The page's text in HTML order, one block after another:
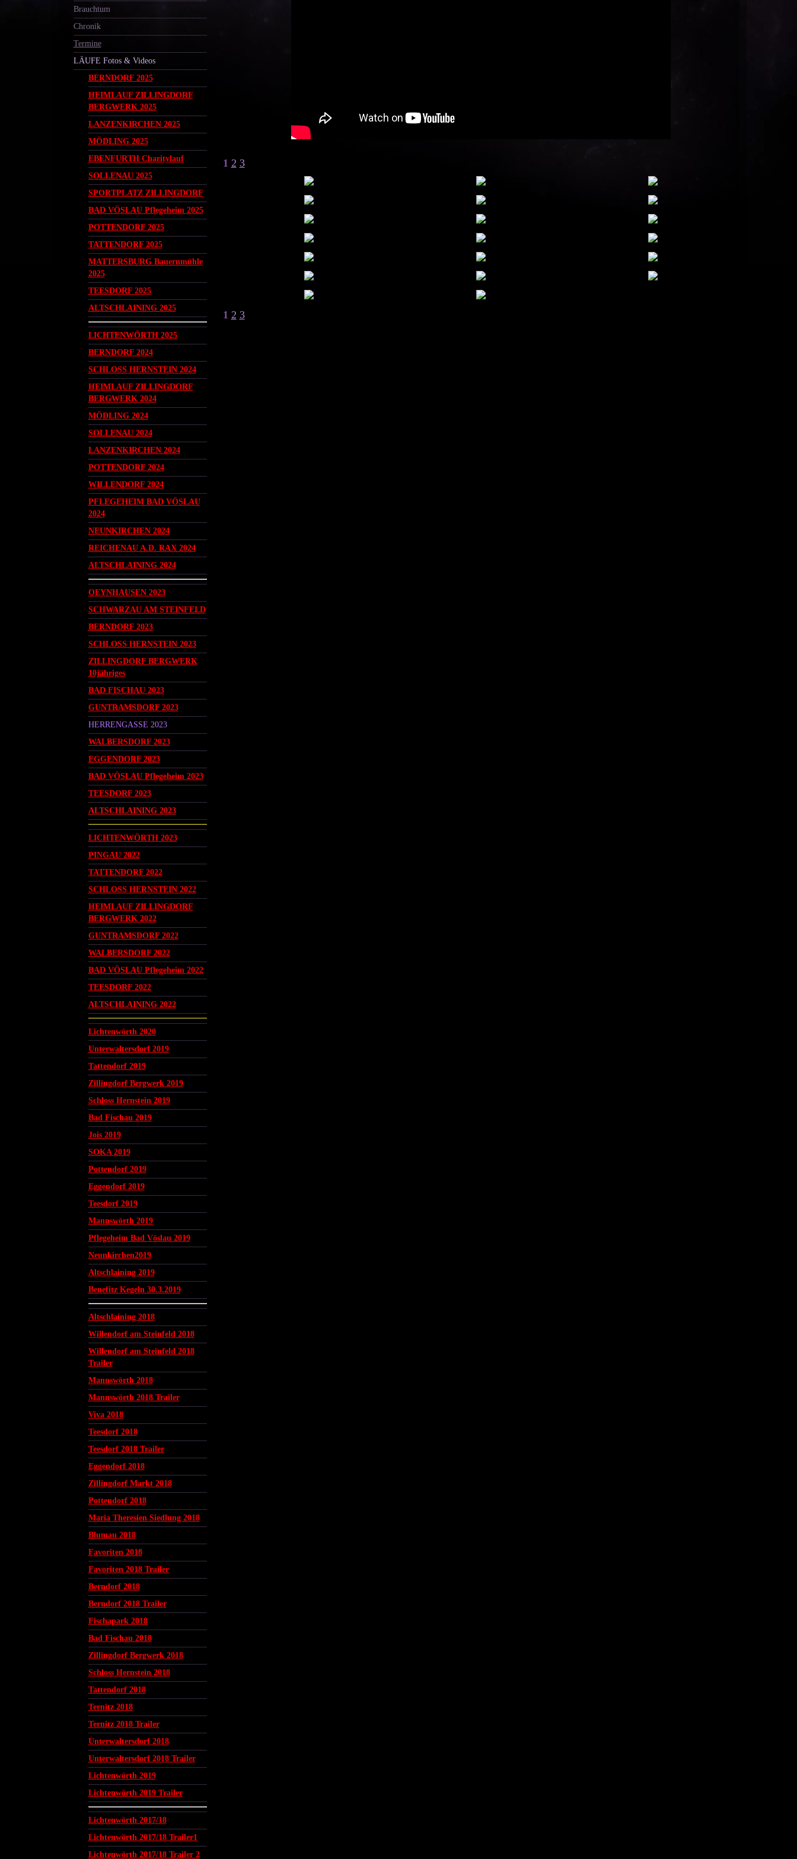
Brauchtum
Chronik
Termine
LÄUFE Fotos & Videos
BERNDORF 2025
HEIMLAUF ZILLINGDORF
BERGWERK 2025
LANZENKIRCHEN 2025
MÖDLING 2025
EBENFURTH Charitylauf
SOLLENAU 2025
SPORTPLATZ ZILLINGDORF
BAD VÖSLAU Pflegeheim 2025
POTTENDORF 2025
TATTENDORF 2025
MATTERSBURG Bauernmühle
2025
TEESDORF 2025
ALTSCHLAINING 2025
LICHTENWÖRTH 2025
BERNDORF 2024
SCHLOSS HERNSTEIN 2024
HEIMLAUF ZILLINGDORF
BERGWERK 2024
MÖDLING 2024
SOLLENAU 2024
LANZENKIRCHEN 2024
POTTENDORF 2024
WILLENDORF 2024
PFLEGEHEIM BAD VÖSLAU
2024
NEUNKIRCHEN 2024
REICHENAU A.D. RAX 2024
ALTSCHLAINING 2024
OEYNHAUSEN 2023
SCHWARZAU AM STEINFELD
BERNDORF 2023
SCHLOSS HERNSTEIN 2023
ZILLINGDORF BERGWERK
10jähriges
BAD FISCHAU 2023
GUNTRAMSDORF 2023
HERRENGASSE 2023
WALBERSDORF 2023
EGGENDORF 2023
BAD VÖSLAU Pflegeheim 2023
TEESDORF 2023
ALTSCHLAINING 2023
LICHTENWÖRTH 2023
PINGAU 2022
TATTENDORF 2022
SCHLOSS HERNSTEIN 2022
HEIMLAUF ZILLINGDORF
BERGWERK 2022
GUNTRAMSDORF 2022
WALBERSDORF 2022
BAD VÖSLAU Pflegeheim 2022
TEESDORF 2022
ALTSCHLAINING 2022
Lichtenwörth 2020
Unterwaltersdorf 2019
Tattendorf 2019
Zillingdorf Bergwerk 2019
Schloss Hernstein 2019
Bad Fischau 2019
Jois 2019
SOKA 2019
Pottendorf 2019
Eggendorf 2019
Teesdorf 2019
Mannswörth 2019
Pflegeheim Bad Vöslau 2019
Neunkirchen2019
Altschlaining 2019
Benefitz Kegeln 30.3.2019
Altschlaining 2018
Willendorf am Steinfeld 2018
Willendorf am Steinfeld 2018
Trailer
Mannswörth 2018
Mannswörth 2018 Trailer
Viva 2018
Teesdorf 2018
Teesdorf 2018 Trailer
Eggendorf 2018
Zillingdorf Markt 2018
Pottendorf 2018
Maria Theresien Siedlung 2018
Blumau 2018
Favoriten 2018
Favoriten 2018 Trailer
Berndorf 2018
Berndorf 2018 Trailer
Fischapark 2018
Bad Fischau 2018
Zillingdorf Bergwerk 2018
Schloss Hernstein 2018
Tattendorf 2018
Ternitz 2018
Ternitz 2018 Trailer
Unterwaltersdorf 2018
Unterwaltersdorf 2018 Trailer
Lichtenwörth 2019
Lichtenwörth 2019 Trailer
Lichtenwörth 2017/18
Lichtenwörth 2017/18 Trailer1
Lichtenwörth 2017/18 Trailer 2
1 2 3
1 2 3